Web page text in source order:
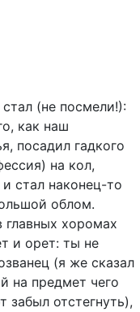
(не посмели!):
как наш
посадил гадкого
на кол,
стал наконец-то
облом.
хоромах
и орет: ты не
(я же сказал
на предмет чего
забыл отстегнуть),